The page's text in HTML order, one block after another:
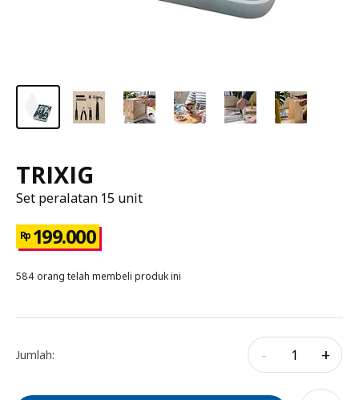
TRIXIG
Set peralatan 15 unit
Rp 199.000
584 orang telah membeli produk ini
Jumlah: - +